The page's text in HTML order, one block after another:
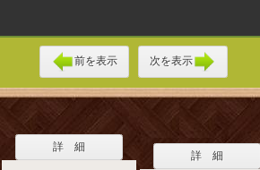
前を表示 次を表示
詳 細
詳 細